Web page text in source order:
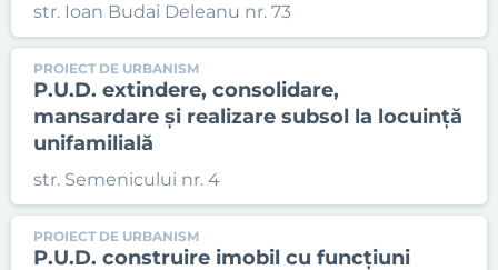
str. Ioan Budai Deleanu nr. 73
PROIECT DE URBANISM
P.U.D. extindere, consolidare,
mansardare și realizare subsol la locuință
unifamilială
str. Semenicului nr. 4
PROIECT DE URBANISM
P.U.D. construire imobil cu funcțiuni